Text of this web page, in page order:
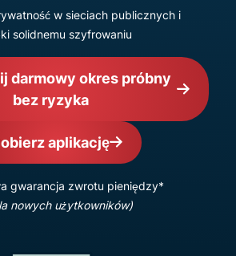
w sieciach publicznych i
solidnemu szyfrowaniu
darmowy okres próbny
bez ryzyka
aplikację
gwarancja zwrotu pieniędzy*
nowych użytkowników)